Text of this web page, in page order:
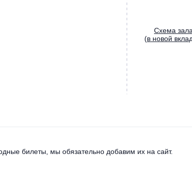
Cхема зала
(в новой
билеты, мы обязательно добавим их на сайт.